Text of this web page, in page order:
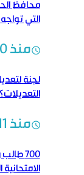
محافظ
التي
منذ 10 ساعات
لجنة
منذ 11 ساعات
700
الامتحانية